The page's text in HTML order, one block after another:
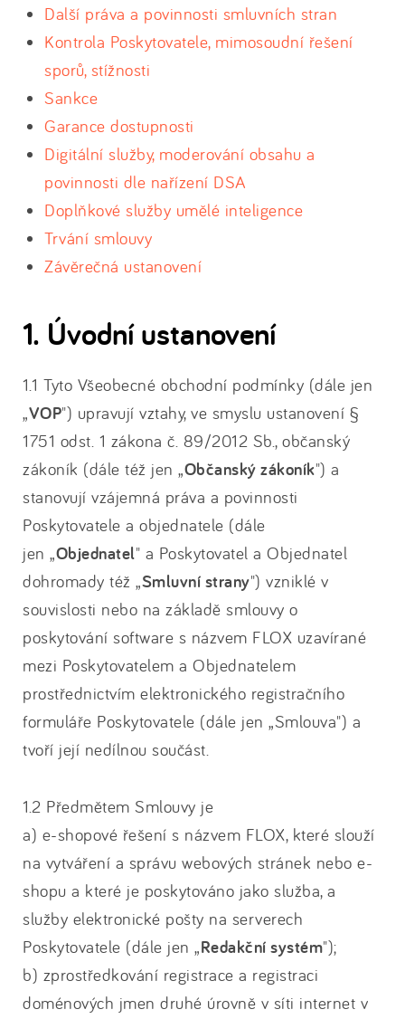
1. Úvodní ustanovení
1.1 Tyto Všeobecné obchodní podmínky (dále jen
„VOP") upravují vztahy, ve smyslu ustanovení §
1751 odst. 1 zákona č. 89/2012 Sb., občanský
zákoník (dále též jen „Občanský zákoník") a
stanovují vzájemná práva a povinnosti
Poskytovatele a objednatele (dále
jen „Objednatel" a Poskytovatel a Objednatel
dohromady též „Smluvní strany") vzniklé v
souvislosti nebo na základě smlouvy o
poskytování software s názvem FLOX uzavírané
mezi Poskytovatelem a Objednatelem
prostřednictvím elektronického registračního
formuláře Poskytovatele (dále jen „Smlouva") a
tvoří její nedílnou součást.
1.2 Předmětem Smlouvy je
a) e-shopové řešení s názvem FLOX, které slouží
na vytváření a správu webových stránek nebo e-
shopu a které je poskytováno jako služba, a
služby elektronické pošty na serverech
Poskytovatele (dále jen „Redakční systém");
b) zprostředkování registrace a registraci
doménových jmen druhé úrovně v síti internet v
Další práva a povinnosti smluvních stran
Kontrola Poskytovatele, mimosoudní řešení
sporů, stížnosti
Sankce
Garance dostupnosti
Digitální služby, moderování obsahu a
povinnosti dle nařízení DSA
Doplňkové služby umělé inteligence
Trvání smlouvy
Závěrečná ustanovení